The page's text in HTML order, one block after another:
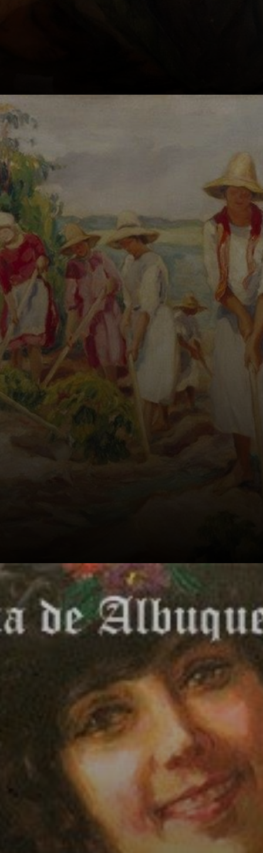
Em 1904, ela se
mudou para o Rio
de Janeiro e se
matriculou na
Escola Nacional
de Belas Artes.
Em Paris,
Georgina foi a
primeira brasileira
a ingressar na
Escola Nacional
Superior de Belas
Artes.